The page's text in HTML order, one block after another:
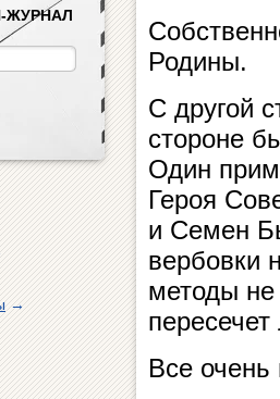
ЖУРНАЛ
→
Родины.
С другой
стороне
Один
Героя
и Семен
вербовки
методы не
Все очень